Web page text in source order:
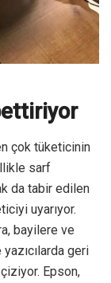
çok tüketicinin
sarf
da tabir edilen
uyarıyor.
bayilere ve
geri
Epson,